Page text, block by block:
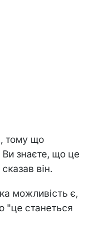
тому що
знаєте, що це
він.
можливість є,
"це станеться